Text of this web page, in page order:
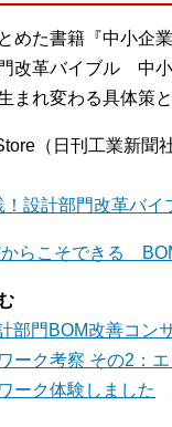
めた書籍『中小企
改革バイブル 中
まれ変わる具体策
（日刊工業新聞社
！設計部門改革バ
らこそできる
部門BOM改善コン
ーク考察 その2：
ーク体験しました